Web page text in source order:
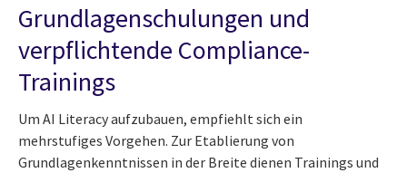
Grundlagenschulungen und
verpflichtende Compliance-
Trainings
Um AI Literacy aufzubauen, empfiehlt sich ein
mehrstufiges Vorgehen. Zur Etablierung von
Grundlagenkenntnissen in der Breite dienen Trainings und